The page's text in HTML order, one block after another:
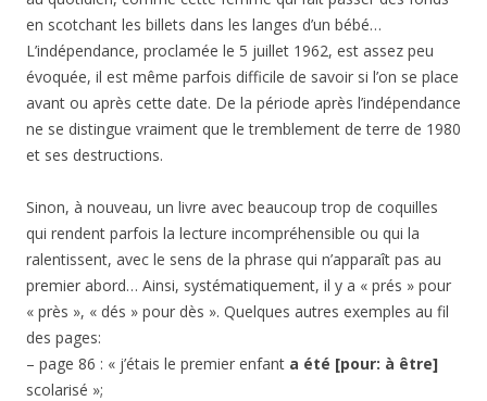
en scotchant les billets dans les langes d’un bébé…
L’indépendance, proclamée le 5 juillet 1962, est assez peu
évoquée, il est même parfois difficile de savoir si l’on se place
avant ou après cette date. De la période après l’indépendance
ne se distingue vraiment que le tremblement de terre de 1980
et ses destructions.
Sinon, à nouveau, un livre avec beaucoup trop de coquilles
qui rendent parfois la lecture incompréhensible ou qui la
ralentissent, avec le sens de la phrase qui n’apparaît pas au
premier abord… Ainsi, systématiquement, il y a « prés » pour
« près », « dés » pour dès ». Quelques autres exemples au fil
des pages:
– page 86 : « j’étais le premier enfant a été [pour: à être]
scolarisé »;